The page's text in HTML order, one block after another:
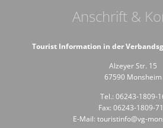
Anschrift &
Tourist Information in der
Alzeyer Str. 15
67590 Monsheim
Tel.: 06243-1809-
Fax: 06243-1809-
E-Mail: touristinfo@vg-